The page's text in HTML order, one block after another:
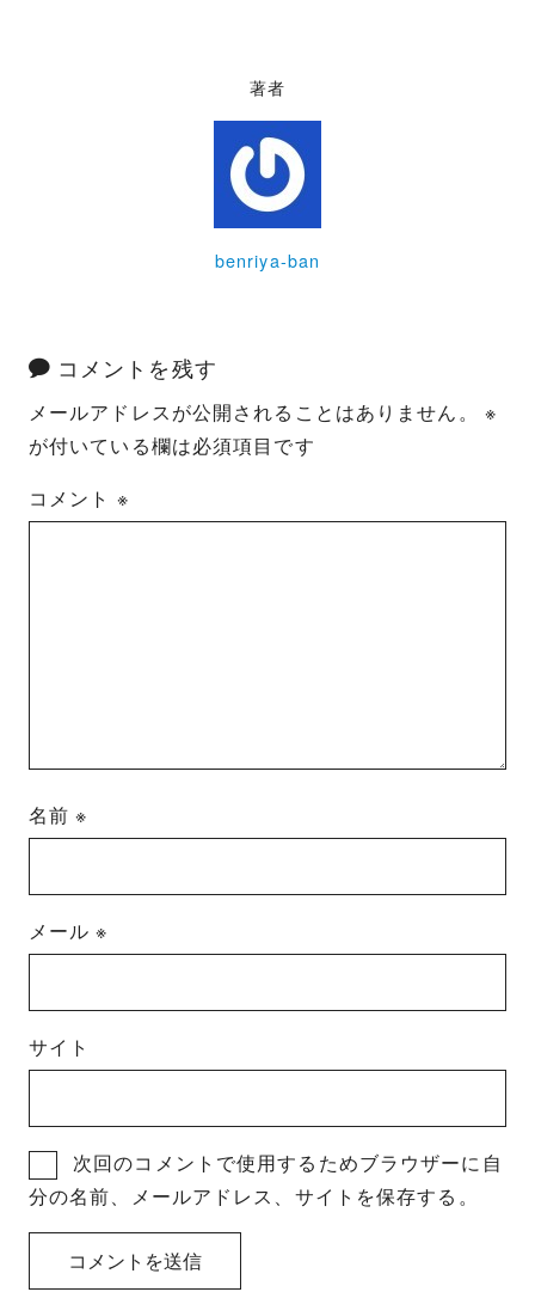
著者
benriya-ban
コメントを残す
メールアドレスが公開されることはありません。
※
が付いている欄は必須項目です
コメント ※
名前※
メール※
サイト
次回のコメントで使用するためブラウザーに自
分の名前、メールアドレス、サイトを保存する。